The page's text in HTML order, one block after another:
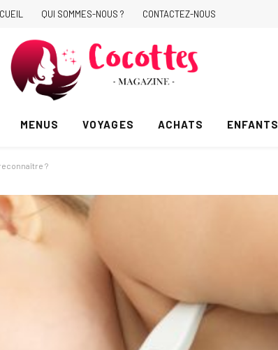
QUI SOMMES-NOUS ? CONTACTEZ-NOUS
MENUS VOYAGES ACHATS ENFANTS
?